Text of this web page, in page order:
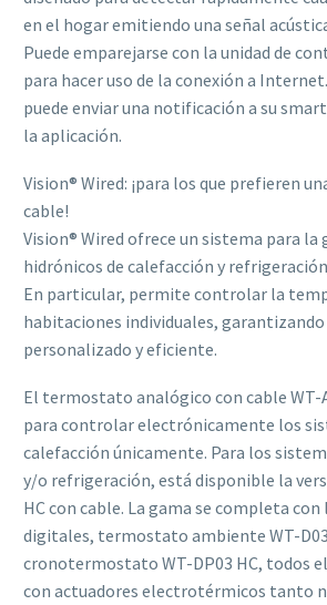
en el hogar emitiendo una señal
Puede emparejarse con la unidad de
para hacer uso de la conexión a
puede enviar una notificación a su
la aplicación.
Vision® Wired: ¡para los que prefieren
cable!
Vision® Wired ofrece un sistema para la
hidrónicos de calefacción y
En particular, permite controlar la
habitaciones individuales,
personalizado y eficiente.
El termostato analógico con cable WT-
para controlar electrónicamente los
calefacción únicamente. Para los
y/o refrigeración, está disponible la
HC con cable. La gama se completa con
digitales, termostato ambiente WT-
cronotermostato WT-DP03 HC, todos
con actuadores electrotérmicos tanto